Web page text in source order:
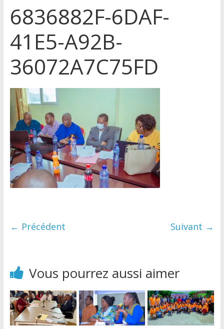
6836882F-6DAF-
41E5-A92B-
36072A7C75FD
← Précédent Suivant →
Vous pourrez aussi aimer